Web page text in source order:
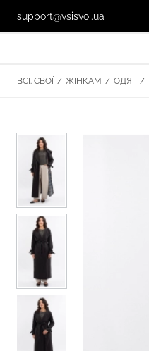
support@vsisvoi.ua
ВСІ. СВОЇ / ЖІНКАМ / ОДЯГ /